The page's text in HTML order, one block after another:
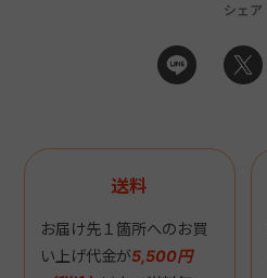
シェア
送料
お届け先１箇所へのお買
い上げ代金が5,500円